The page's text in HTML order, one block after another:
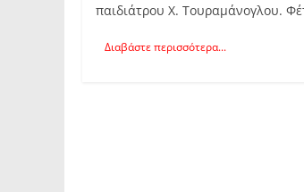
παιδιάτρου Χ. Τουραμάνογλου.
Διαβάστε περισσότερα...